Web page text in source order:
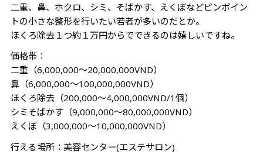
二重、鼻、ホクロ、シミ、そばかす、えくぼなどピンポイン
トの小さな整形を行いたい若者が多いのだとか。
ほくろ除去１つ約１万円からでできるのは嬉しいですね。
価格帯：
二重（6,000,000～20,000,000VND）
鼻（6,000,000～100,000,000VND）
ほくろ除去（200,000～4,000,000VND/1個）
シミそばかす（9,000,000～80,000,000VND）
えくぼ（3,000,000～10,000,000VND）
行える場所：美容センター(エステサロン)